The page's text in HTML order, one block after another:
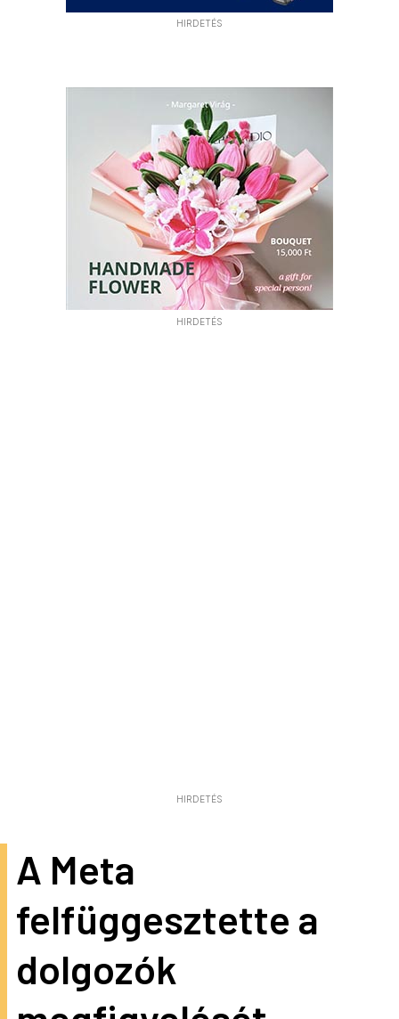
HIRDETÉS
HIRDETÉS
HIRDETÉS
A Meta
felfüggesztette a
dolgozók